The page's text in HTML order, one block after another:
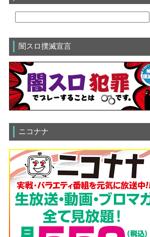
闇スロ撲滅宣言
ニコナナ